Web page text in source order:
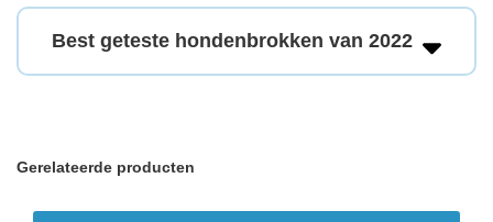
Best geteste hondenbrokken van 2022
Gerelateerde producten